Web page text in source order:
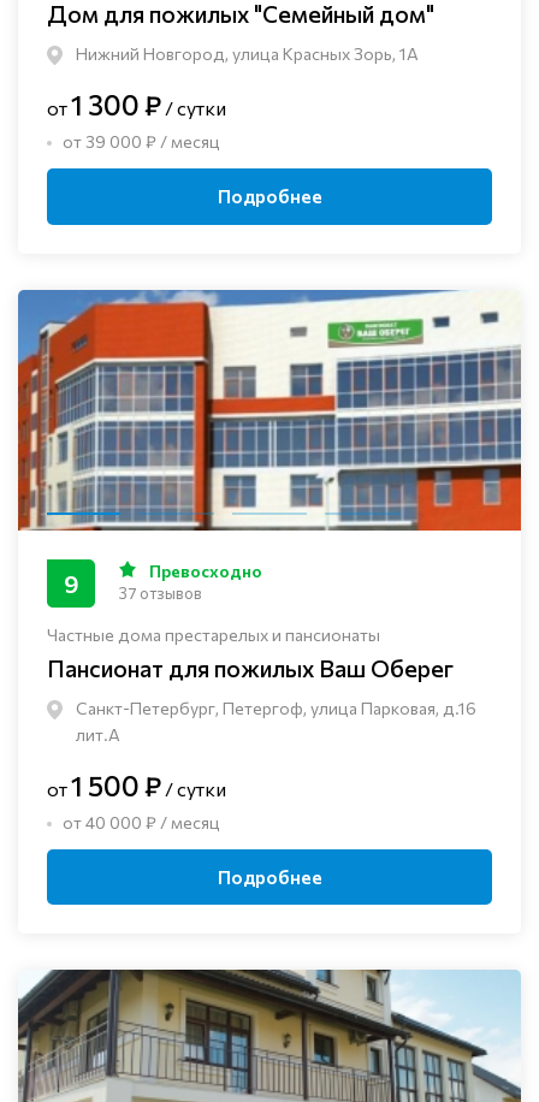
Дом для пожилых "Семейный дом"
Нижний Новгород, улица Красных Зорь, 1А
от1 300 ₽ / сутки
от 39 000 ₽ / месяц
Подробнее
Частные дома престарелых и пансионаты
Пансионат для пожилых Ваш Оберег
Санкт-Петербург, Петергоф, улица Парковая, д.16
лит.А
9 Превосходно
37 отзывов
от1 500 ₽ / сутки
от 40 000 ₽ / месяц
Подробнее